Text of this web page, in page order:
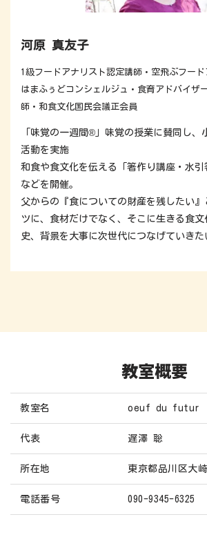
河原 真友子
1級フードアナリスト認定講師・空飛ぶフード
はまふぅどコンシェルジュ・食育アドバイザ
師・和食文化国民会議正会員
「味覚の一週間®」味覚の授業に賛同し、
活動を実施
和食や食文化を伝える「箸作り講座・水引
などを開催。
父からの『食についての財産を残したい
ツに、食材だけでなく、そこに生きる食
史、背景を大事に次世代につなげていきた
教室概要
教室名 oeuf du futur
代表 遅澤 聡
所在地 東京都品川区大崎
電話番号 090-9345-6325